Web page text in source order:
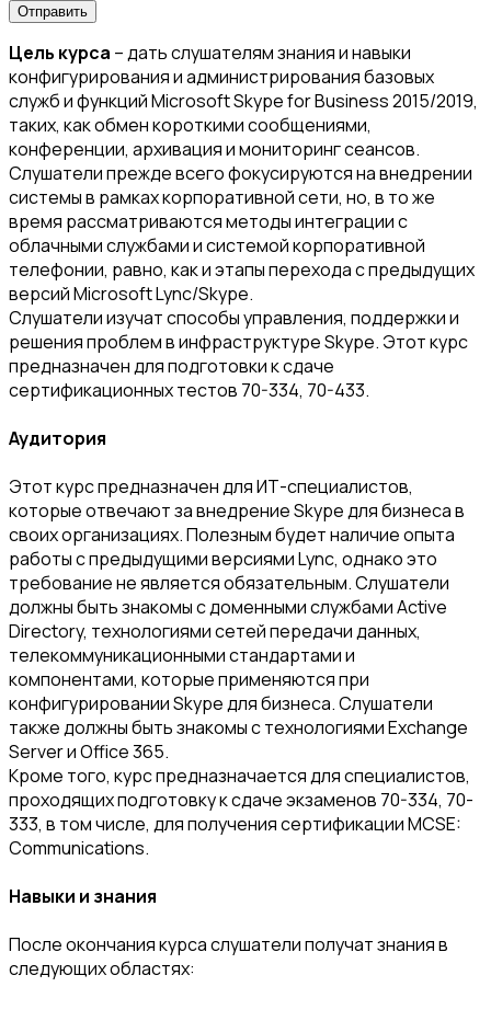
Цель курса – дать слушателям знания и навыки
конфигурирования и администрирования базовых
служб и функций Microsoft Skype for Business 2015/2019,
таких, как обмен короткими сообщениями,
конференции, архивация и мониторинг сеансов.
Слушатели прежде всего фокусируются на внедрении
системы в рамках корпоративной сети, но, в то же
время рассматриваются методы интеграции с
облачными службами и системой корпоративной
телефонии, равно, как и этапы перехода с предыдущих
версий Microsoft Lync/Skype.
Слушатели изучат способы управления, поддержки и
решения проблем в инфраструктуре Skype. Этот курс
предназначен для подготовки к сдаче
сертификационных тестов 70-334, 70-433.
Аудитория
Этот курс предназначен для ИТ-специалистов,
которые отвечают за внедрение Skype для бизнеса в
своих организациях. Полезным будет наличие опыта
работы с предыдущими версиями Lync, однако это
требование не является обязательным. Слушатели
должны быть знакомы с доменными службами Active
Directory, технологиями сетей передачи данных,
телекоммуникационными стандартами и
компонентами, которые применяются при
конфигурировании Skype для бизнеса. Слушатели
также должны быть знакомы с технологиями Exchange
Server и Office 365.
Кроме того, курс предназначается для специалистов,
проходящих подготовку к сдаче экзаменов 70-334, 70-
333, в том числе, для получения сертификации MCSE:
Communications.
Навыки и знания
После окончания курса слушатели получат знания в
следующих областях: